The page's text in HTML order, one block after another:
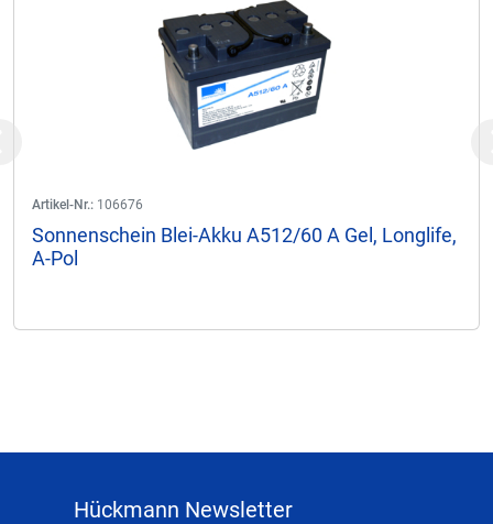
Artikel-Nr.: 106676
Sonnenschein Blei-Akku A512/60 A Gel, Longlife,
A-Pol
Hückmann Newsletter